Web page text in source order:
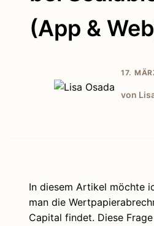
(App &
17.
von
In diesem Artikel möchte
man die
Capital findet. Diese